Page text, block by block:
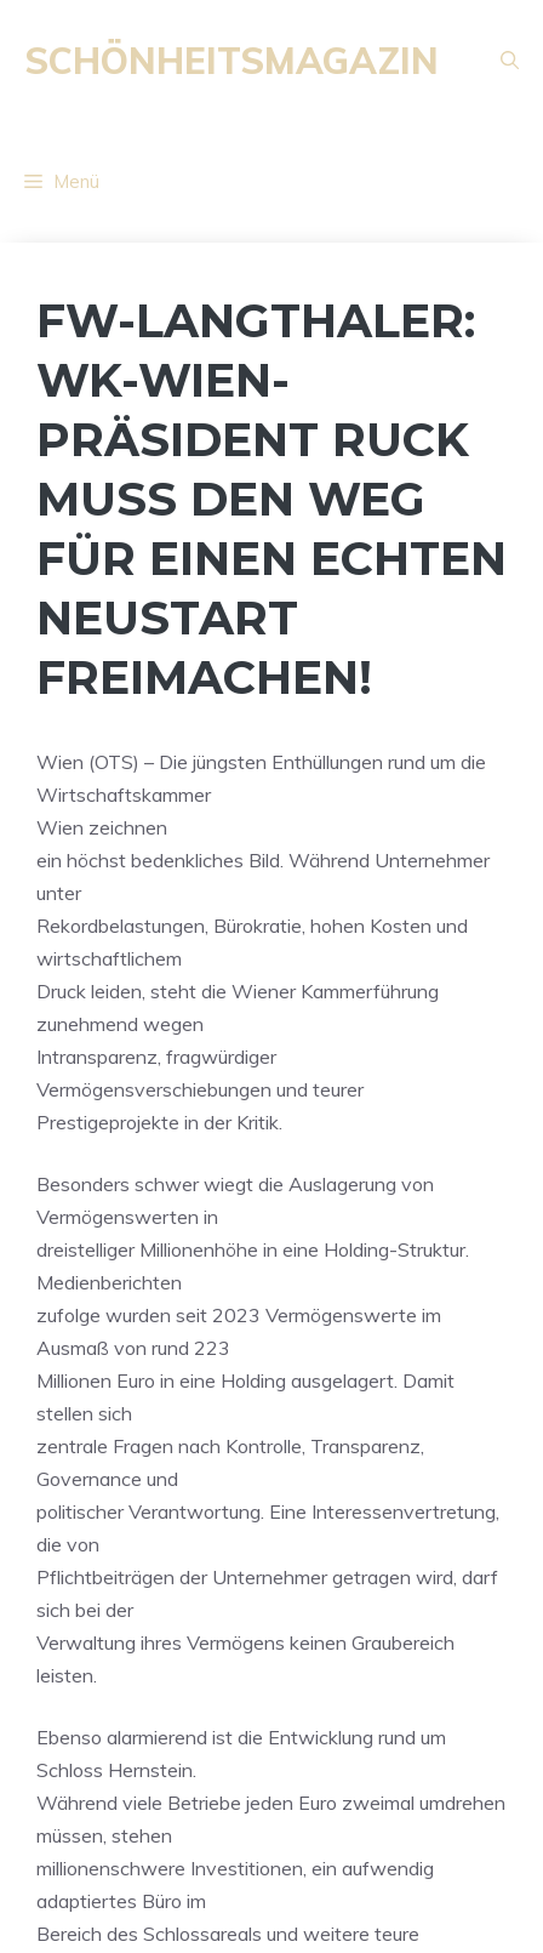
Inhalt
springen
SCHÖNHEITSMAGAZIN
Menü
FW-LANGTHALER:
WK-WIEN-
PRÄSIDENT RUCK
MUSS DEN WEG
FÜR EINEN ECHTEN
NEUSTART
FREIMACHEN!
Wien (OTS) – Die jüngsten Enthüllungen rund um die
Wirtschaftskammer
Wien zeichnen
ein höchst bedenkliches Bild. Während Unternehmer
unter
Rekordbelastungen, Bürokratie, hohen Kosten und
wirtschaftlichem
Druck leiden, steht die Wiener Kammerführung
zunehmend wegen
Intransparenz, fragwürdiger
Vermögensverschiebungen und teurer
Prestigeprojekte in der Kritik.
Besonders schwer wiegt die Auslagerung von
Vermögenswerten in
dreistelliger Millionenhöhe in eine Holding-Struktur.
Medienberichten
zufolge wurden seit 2023 Vermögenswerte im
Ausmaß von rund 223
Millionen Euro in eine Holding ausgelagert. Damit
stellen sich
zentrale Fragen nach Kontrolle, Transparenz,
Governance und
politischer Verantwortung. Eine Interessenvertretung,
die von
Pflichtbeiträgen der Unternehmer getragen wird, darf
sich bei der
Verwaltung ihres Vermögens keinen Graubereich
leisten.
Ebenso alarmierend ist die Entwicklung rund um
Schloss Hernstein.
Während viele Betriebe jeden Euro zweimal umdrehen
müssen, stehen
millionenschwere Investitionen, ein aufwendig
adaptiertes Büro im
Bereich des Schlossareals und weitere teure